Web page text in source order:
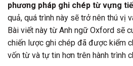
phương pháp ghi chép từ vựng
quả, quá trình này sẽ trở nên thú vị
Bài viết này từ Anh ngữ Oxford sẽ
chiến lược ghi chép đã được kiểm
vốn từ và tự tin hơn trên hành trình